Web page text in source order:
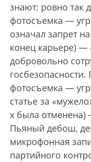
знают: ровно так
фотосъемка —
означал запрет
конец карьере) —
добровольно
фотосъемка —
статье за
х была отменена)
Пьяный дебош,
микрофонная
партийного